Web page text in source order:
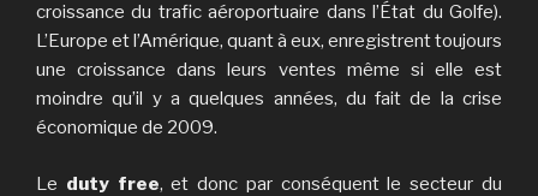
croissance du trafic aéroportuaire dans l’État du Golfe).
L’Europe et l’Amérique, quant à eux, enregistrent toujours
une croissance dans leurs ventes même si elle est
moindre qu’il y a quelques années, du fait de la crise
économique de 2009.
Le duty free, et donc par conséquent le secteur du